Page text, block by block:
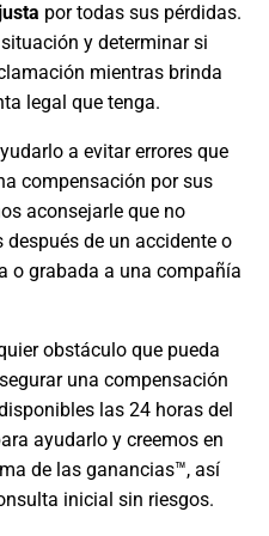
por todas sus pérdidas.
y determinar si
mientras brinda
legal que tenga.
a evitar errores que
compensación por sus
aconsejarle que no
de un accidente o
o grabada a una compañía
obstáculo que pueda
una compensación
las 24 horas del
ayudarlo y creemos en
de las ganancias™, así
inicial sin riesgos.